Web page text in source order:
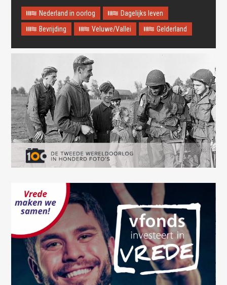
Nederland in oorlog
Dagelijks leven
Bevrijding
Veluwe/Vallei Gelderland